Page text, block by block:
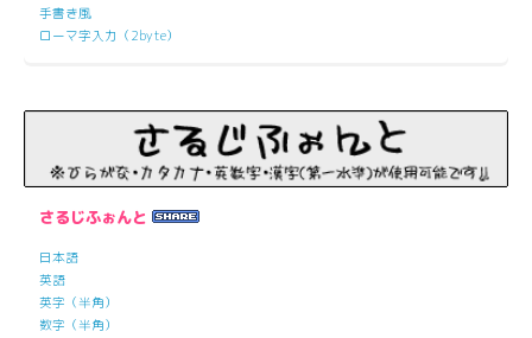
手書き風
ローマ字入力（2byte）
さるじふぉんと
日本語
英語
英字（半角）
数字（半角）